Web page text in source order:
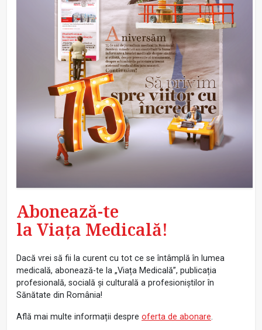
Abonează-te
la Viața Medicală!
Dacă vrei să fii la curent cu tot ce se întâmplă în lumea
medicală, abonează-te la „Viața Medicală”, publicația
profesională, socială și culturală a profesioniștilor în
Sănătate din România!
Află mai multe informații despre oferta de abonare.